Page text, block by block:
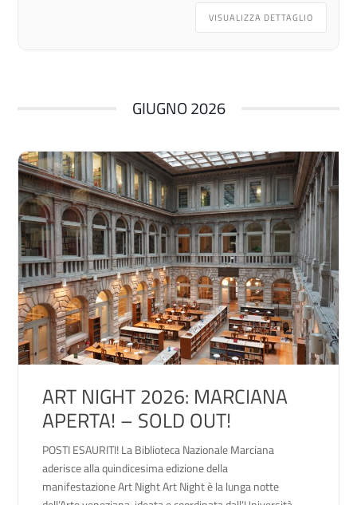
VISUALIZZA DETTAGLIO
GIUGNO 2026
ART NIGHT 2026: MARCIANA
APERTA! – SOLD OUT!
POSTI ESAURITI! La Biblioteca Nazionale Marciana
aderisce alla quindicesima edizione della
manifestazione Art Night Art Night è la lunga notte